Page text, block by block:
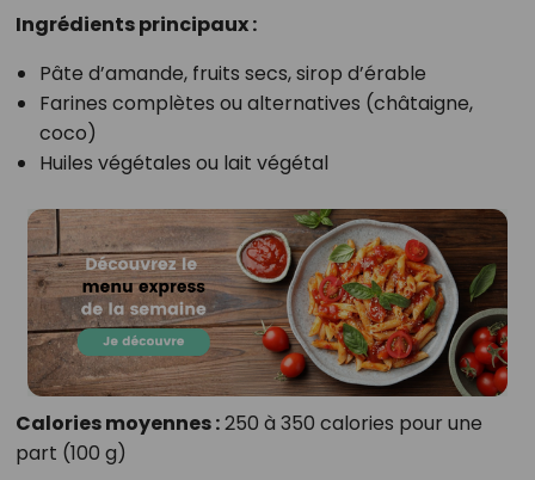
Ingrédients principaux :
Pâte d’amande, fruits secs, sirop d’érable
Farines complètes ou alternatives (châtaigne,
coco)
Huiles végétales ou lait végétal
Calories moyennes :250 à 350 calories pour une
part (100 g)